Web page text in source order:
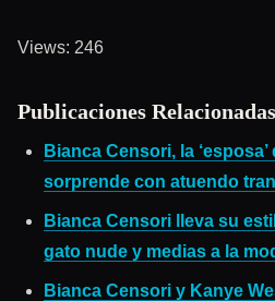
Views: 246
Publicaciones
Bianca Censori, la
sorprende con atuendo
Bianca Censori lleva su
gato nude y medias a la
Bianca Censori y Kanye